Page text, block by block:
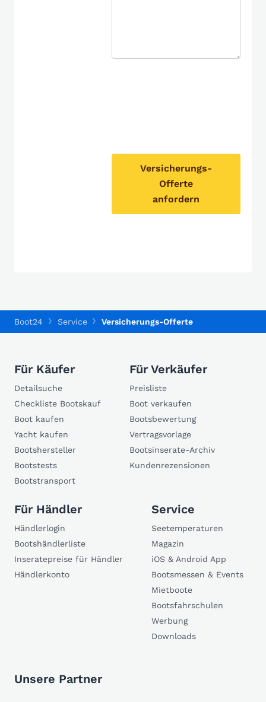
Versicherungs-
Offerte
anfordern
Boot24 Service Versicherungs-Offerte
Für Käufer
Detailsuche
Checkliste Bootskauf
Boot kaufen
Yacht kaufen
Bootshersteller
Bootstests
Bootstransport
Für Verkäufer
Preisliste
Boot verkaufen
Bootsbewertung
Vertragsvorlage
Bootsinserate-Archiv
Kundenrezensionen
Für Händler
Händlerlogin
Bootshändlerliste
Inseratepreise für Händler
Händlerkonto
Service
Seetemperaturen
Magazin
iOS & Android App
Bootsmessen & Events
Mietboote
Bootsfahrschulen
Werbung
Downloads
Unsere Partner